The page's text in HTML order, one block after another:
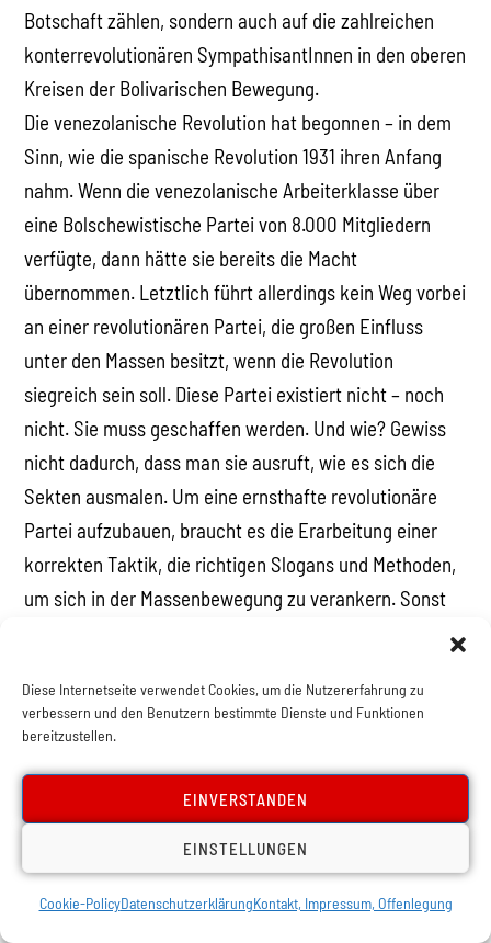
Diese Internetseite verwendet Cookies, um die Nutzererfahrung zu
verbessern und den Benutzern bestimmte Dienste und Funktionen
bereitzustellen.
EINVERSTANDEN
EINSTELLUNGEN
Cookie-PolicyDatenschutzerklärungKontakt, Impressum, Offenlegung
Botschaft zählen, sondern auch auf die zahlreichen
konterrevolutionären SympathisantInnen in den oberen
Kreisen der Bolivarischen Bewegung.
Die venezolanische Revolution hat begonnen – in dem
Sinn, wie die spanische Revolution 1931 ihren Anfang
nahm. Wenn die venezolanische Arbeiterklasse über
eine Bolschewistische Partei von 8.000 Mitgliedern
verfügte, dann hätte sie bereits die Macht
übernommen. Letztlich führt allerdings kein Weg vorbei
an einer revolutionären Partei, die großen Einfluss
unter den Massen besitzt, wenn die Revolution
siegreich sein soll. Diese Partei existiert nicht – noch
nicht. Sie muss geschaffen werden. Und wie? Gewiss
nicht dadurch, dass man sie ausruft, wie es sich die
Sekten ausmalen. Um eine ernsthafte revolutionäre
Partei aufzubauen, braucht es die Erarbeitung einer
korrekten Taktik, die richtigen Slogans und Methoden,
um sich in der Massenbewegung zu verankern. Sonst
Was es braucht, ist der Aufbau einer starken
marxistischen Strömung mit Wurzeln in der
Arbeiterklasse und in der Bolivarischen Bewegung. Die
Massen, ob in Russland, Venezuela oder anderswo,
Aufgabe der MarxistInnen ist es, Schulter an Schulter
mit den Massen zu kämpfen, mit ihnen die